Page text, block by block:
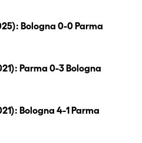
Bologna 0-0 Parma
Parma 0-3 Bologna
Bologna 4-1 Parma